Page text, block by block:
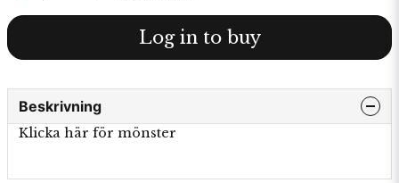
Log in to buy
Beskrivning
Klicka här för mönster